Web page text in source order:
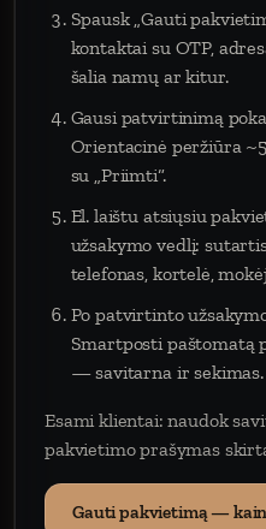
Spausk „Gauti
kontaktai su OTP,
šalia namų ar kitur.
Gausi patvirtinimą
Orientacinė peržiūra
su „Priimti“.
El. laištu atsiųsiu
užsakymo vedlį:
telefonas, kortelė,
Po patvirtinto
Smartposti paštomatą
— savitarna ir sekimas.
Esami klientai: naudok
pakvietimo prašymas
Gauti pakvietimą —